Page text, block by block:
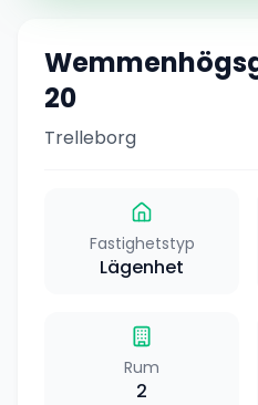
20
Trelleborg
Fastighetstyp
Lägenhet
Rum
2